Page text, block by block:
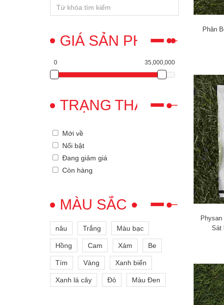
GIÁ SẢN PHẨM
0 35,000,000
TRẠNG THÁI
Mới về
Nổi bật
Đang giảm giá
Còn hàng
MÀU SẮC
nâu Trắng Màu bạc
Hồng Cam Xám Be
Tím Vàng Xanh biển
Xanh lá cây Đỏ Màu Đen
Phân
Sát